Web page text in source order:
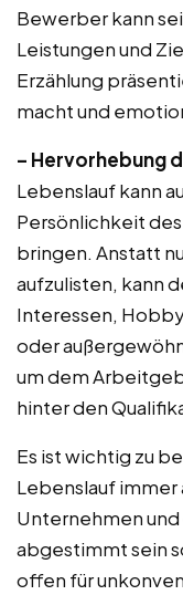
Bewerber kann
Leistungen und
Erzählung
macht und
– Hervorhebung
Lebenslauf kann
Persönlichkeit
bringen. Anstatt
aufzulisten, kann
Interessen,
oder
um dem
hinter den
Es ist wichtig zu
Lebenslauf immer
Unternehmen
abgestimmt sein
offen für